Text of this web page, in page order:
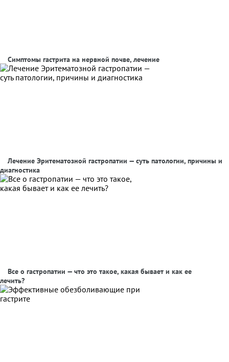
Симптомы гастрита на нервной почве, лечение
Лечение Эритематозной гастропатии — суть патологии, причины и
диагностика
Все о гастропатии — что это такое, какая бывает и как ее
лечить?